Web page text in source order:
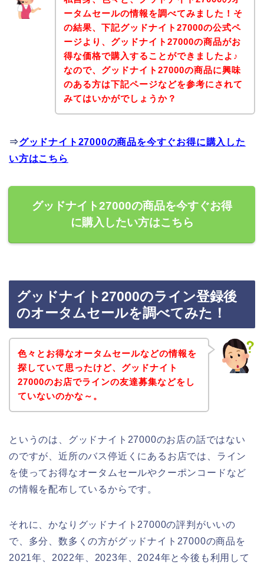
ータムセールの情報を調べてみました！そ
の結果、下記グッドナイト27000の公式ペ
ージより、グッドナイト27000の商品がお
得な価格で購入することができましたよ♪
なので、グッドナイト27000の商品に興味
のある方は下記ページなどを参考にされて
みてはいかがでしょうか？
⇒グッドナイト27000の商品を今すぐお得に購入した
い方はこちら
グッドナイト27000の商品を今すぐお得
に購入したい方はこちら
グッドナイト27000のライン登録後
のオータムセールを調べてみた！
色々とお得なオータムセールなどの情報を
探していて思ったけど、グッドナイト
27000のお店でラインの友達募集などをし
ていないのかな～。
というのは、グッドナイト27000のお店の話ではない
のですが、近所のバス停近くにあるお店では、ライン
を使ってお得なオータムセールやクーポンコードなど
の情報を配布しているからです。
それに、かなりグッドナイト27000の評判がいいの
で、多分、数多くの方がグッドナイト27000の商品を
2021年、2022年、2023年、2024年と今後も利用して